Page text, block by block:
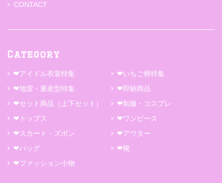
CONTACT
Category
❤アイドル衣装特集
❤いちご柄特集
❤地雷・量産型特集
❤即納商品
❤セット商品（上下セット）
❤制服・コスプレ
❤トップス
❤ワンピース
❤スカート・ズボン
❤アウター
❤バッグ
❤靴
❤ファッション小物